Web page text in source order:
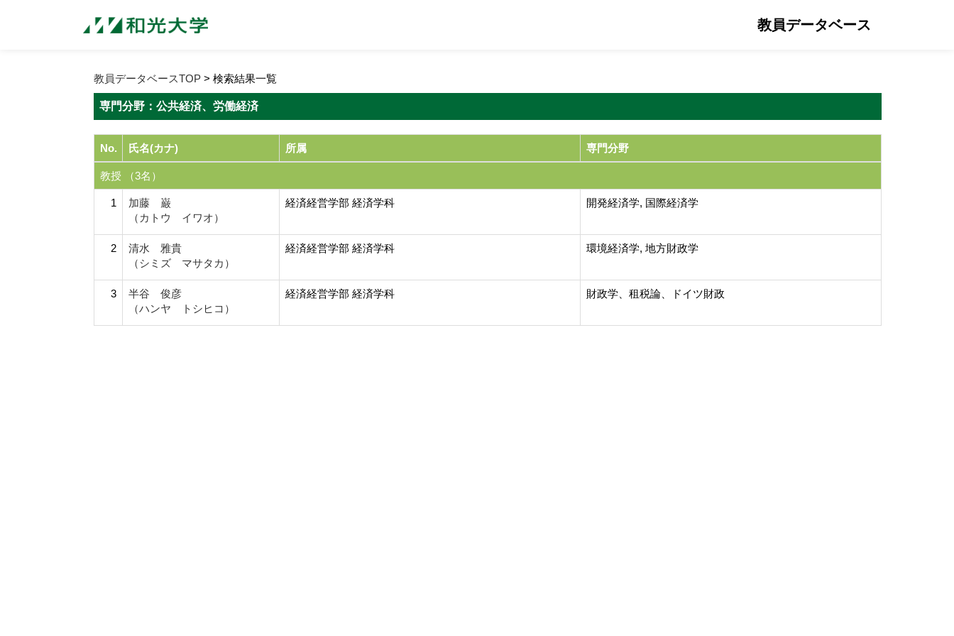
教員データベース
教員データベースTOP > 検索結果一覧
専門分野：公共経済、労働経済
No. 氏名(カナ) 所属 専門分野
教授 （3名）
1
加藤 巌
（カトウ イワオ）
経済経営学部 経済学科 開発経済学, 国際経済学
2
清水 雅貴
（シミズ マサタカ）
経済経営学部 経済学科 環境経済学, 地方財政学
3
半谷 俊彦
（ハンヤ トシヒコ）
経済経営学部 経済学科 財政学、租税論、ドイツ財政